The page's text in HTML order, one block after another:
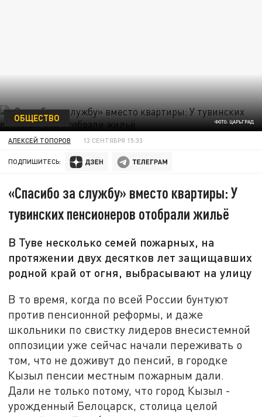
ФОТО: ЦАРЬГРАД
ОБЩЕСТВО
АЛЕКСЕЙ ТОПОРОВ 13 СЕНТЯБРЯ 15:33
ПОДПИШИТЕСЬ:
«Спасибо за службу» вместо квартиры: У
тувинских пенсионеров отобрали жильё
В Туве несколько семей пожарных, на
протяжении двух десятков лет защищавших
родной край от огня, выбрасывают на улицу
В то время, когда по всей России бунтуют
против пенсионной реформы, и даже
школьники по свистку лидеров внесистемной
оппозиции уже сейчас начали переживать о
том, что не доживут до пенсий, в городке
Кызыл пенсии местным пожарным дали.
Дали не только потому, что город Кызыл -
урожденный Белоцарск, столица целой